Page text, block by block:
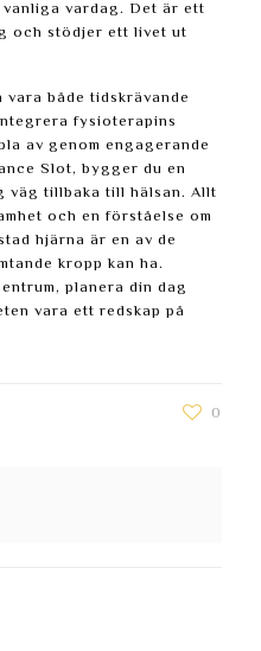
vardag. Det är ett
och stödjer ett livet ut
både tidskrävande
fysioterapins
av genom engagerande
Slot, bygger du en
väg tillbaka till hälsan. Allt
och en förståelse om
hjärna är en av de
kropp kan ha.
planera din dag
vara ett redskap på
0